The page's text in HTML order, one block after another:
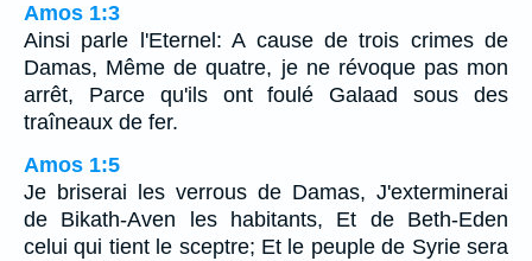
Amos 1:3
Ainsi parle l'Eternel: A cause de trois crimes de
Damas, Même de quatre, je ne révoque pas mon
arrêt, Parce qu'ils ont foulé Galaad sous des
traîneaux de fer.
Amos 1:5
Je briserai les verrous de Damas, J'exterminerai
de Bikath-Aven les habitants, Et de Beth-Eden
celui qui tient le sceptre; Et le peuple de Syrie sera